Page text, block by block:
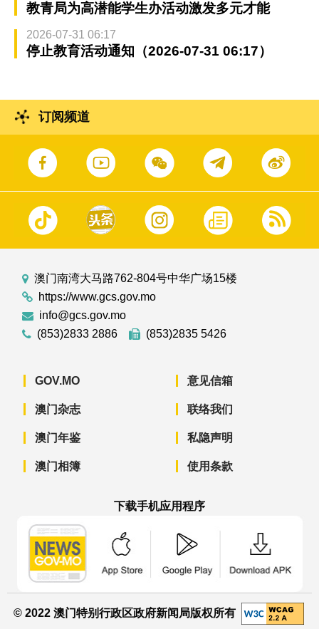
教青局为高潜能学生办活动激发多元才能
2026-07-31 06:17
停止教育活动通知（2026-07-31 06:17）
订阅频道
澳门南湾大马路762-804号中华广场15楼
https://www.gcs.gov.mo
info@gcs.gov.mo
(853)2833 2886
(853)2835 5426
GOV.MO
澳门杂志
澳门年鉴
澳门相簿
意见信箱
联络我们
私隐声明
使用条款
下载手机应用程序
© 2022 澳门特别行政区政府新闻局版权所有